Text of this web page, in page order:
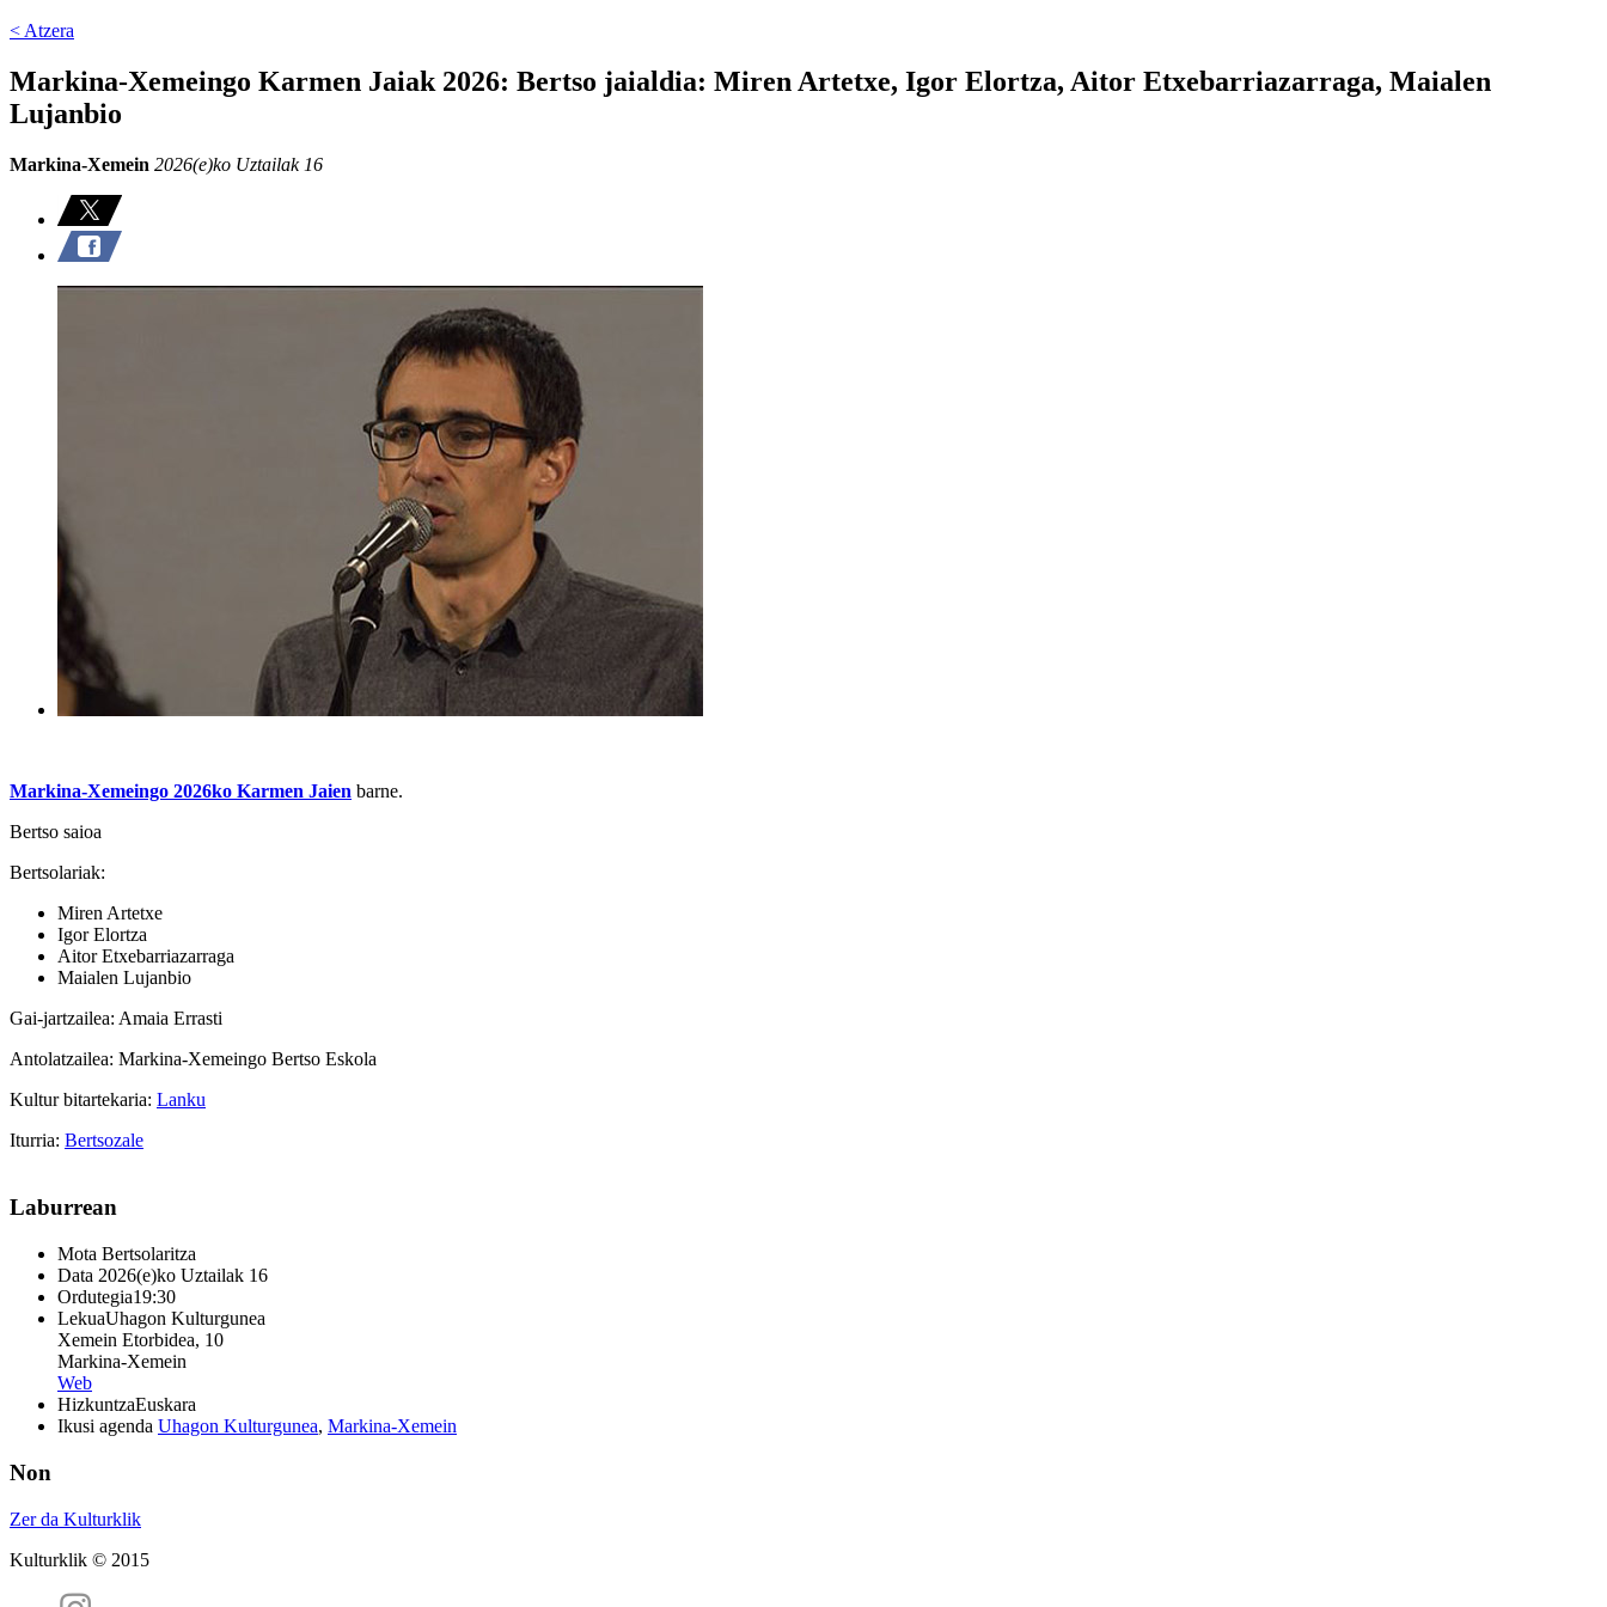
< Atzera
Markina-Xemeingo Karmen Jaiak 2026: Bertso jaialdia: Miren Artetxe, Igor Elortza, Aitor Etxebarriazarraga, Maialen
Lujanbio
Markina-Xemein 2026(e)ko Uztailak 16
Markina-Xemeingo 2026ko Karmen Jaien barne.
Bertso saioa
Bertsolariak:
Miren Artetxe
Igor Elortza
Aitor Etxebarriazarraga
Maialen Lujanbio
Gai-jartzailea: Amaia Errasti
Antolatzailea: Markina-Xemeingo Bertso Eskola
Kultur bitartekaria: Lanku
Iturria: Bertsozale
Laburrean
Mota Bertsolaritza
Data 2026(e)ko Uztailak 16
Ordutegia19:30
LekuaUhagon Kulturgunea
Xemein Etorbidea, 10
Markina-Xemein
Web
HizkuntzaEuskara
Ikusi agenda Uhagon Kulturgunea, Markina-Xemein
Non
Zer da Kulturklik
Kulturklik © 2015